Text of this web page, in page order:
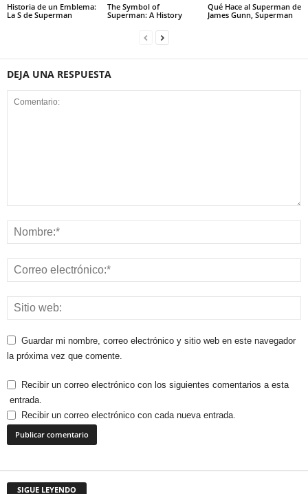
Historia de un Emblema:
La S de Superman
The Symbol of
Superman: A History
Qué Hace al Superman de
James Gunn, Superman
DEJA UNA RESPUESTA
Guardar mi nombre, correo electrónico y sitio web en este navegador
la próxima vez que comente.
Recibir un correo electrónico con los siguientes comentarios a esta
entrada.
Recibir un correo electrónico con cada nueva entrada.
SIGUE LEYENDO